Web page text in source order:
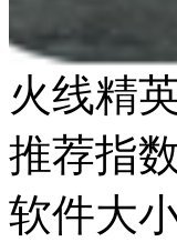
火线精
推荐指
软件大